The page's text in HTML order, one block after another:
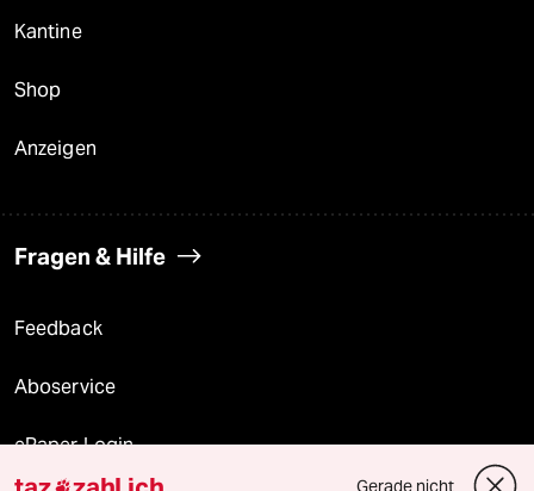
Kantine
Shop
Anzeigen
Fragen & Hilfe
Feedback
Aboservice
ePaper Login
 Gerade nicht